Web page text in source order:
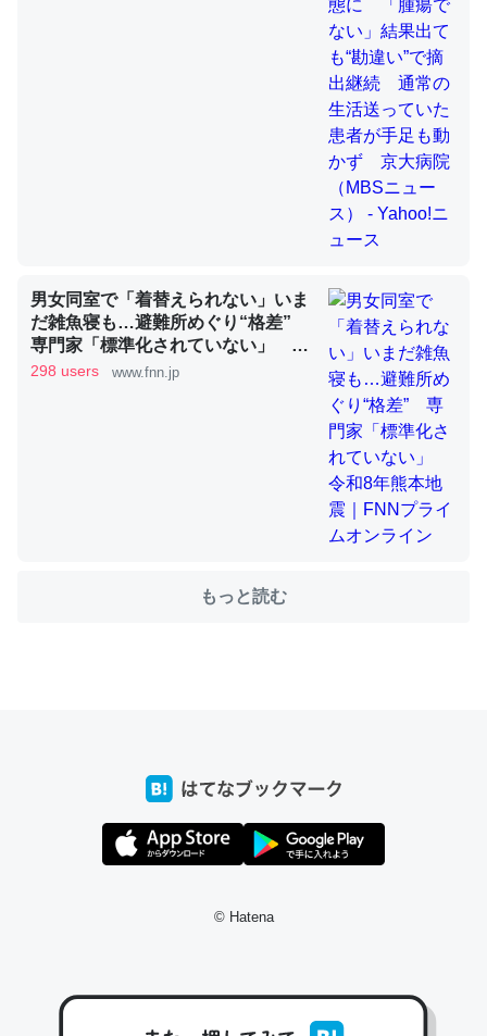
これを元に考えるとカルシウムを大量に使う脊椎動物と貝
類は苦労してるんだな…。腹足類だと殻を無くしてナメク
─ニュース :: 【研究発表】昆虫学の大問題＝「昆虫はなぜ海にいな
ウチもEchoを実家に置いて４年。でたまに覗いてる。ぼ
ちぼちRingも置こうかと画策中。あと、Googleマップで
位置情報を共有してる。電池残量や充電中かが分かるので
─たまにLINEするくらいだった遠方の父67歳と僕。ITツール導入で
コミュニケーションが劇的に変化した｜tayorini by LIFULL介護
私も3年前ぐらいに祖母の家に設置した。ポケットWifiみ
34
男女同室で「着替えられない」いま
だ雑魚寝も…避難所めぐり“格差”
専門家「標準化されていない」 令
和8年熊本地震｜FNNプライムオン
298 users www.fnn.jp
もっと読む
© Hatena